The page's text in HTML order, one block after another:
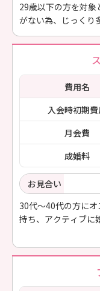
29歳以下の方を対象
がない為、じっくり
費用名
入会時初期費
月会費
成婚料
お見合い
30代～40代の方に
持ち、アクティブに